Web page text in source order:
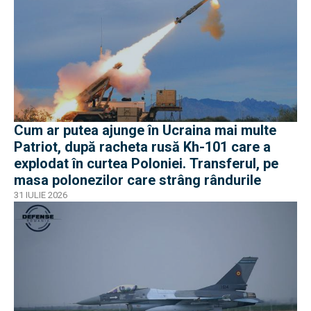
Cum ar putea ajunge în Ucraina mai multe
Patriot, după racheta rusă Kh-101 care a
explodat în curtea Poloniei. Transferul, pe
masa polonezilor care strâng rândurile
31 IULIE 2026